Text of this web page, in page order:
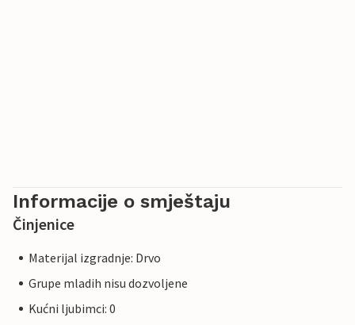
Informacije o smještaju
Činjenice
Materijal izgradnje: Drvo
Grupe mladih nisu dozvoljene
Kućni ljubimci: 0